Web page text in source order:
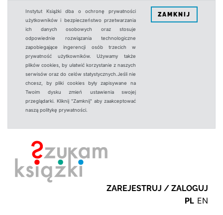
Instytut Książki dba o ochronę prywatności
użytkowników i bezpieczeństwo przetwarzania
ich danych osobowych oraz stosuje
odpowiednie rozwiązania technologiczne
zapobiegające ingerencji osób trzecich w
prywatność użytkowników. Używamy także
plików cookies, by ułatwić korzystanie z naszych
serwisów oraz do celów statystycznych.Jeśli nie
chcesz, by pliki cookies były zapisywane na
Twoim dysku zmień ustawienia swojej
przeglądarki. Kliknij "Zamknij" aby zaakceptować
naszą politykę prywatności.
ZAMKNIJ
ZAREJESTRUJ / ZALOGUJ
PL EN